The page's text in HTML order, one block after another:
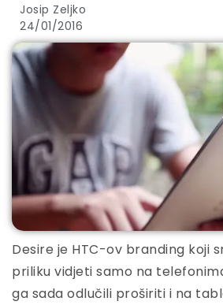
Josip Zeljko
24/01/2016
Desire je HTC-ov branding koji
priliku vidjeti samo na
ga sada odlučili proširiti i na